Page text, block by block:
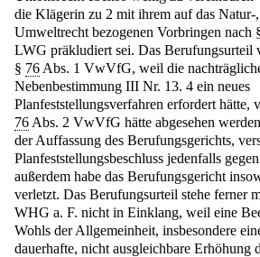
die Klägerin zu 2 mit ihrem auf das Natur-
Umweltrecht bezogenen Vorbringen nach
LWG präkludiert sei. Das Berufungsurteil
§ 76 Abs. 1 VwVfG, weil die
Nebenbestimmung III Nr. 13. 4 ein neues
Planfeststellungsverfahren erfordert hätte,
76 Abs. 2 VwVfG hätte abgesehen
der Auffassung des Berufungsgerichts,
Planfeststellungsbeschluss jedenfalls
außerdem habe das Berufungsgericht
verletzt. Das Berufungsurteil stehe ferner
WHG a. F. nicht in Einklang, weil eine
Wohls der Allgemeinheit, insbesondere
dauerhafte, nicht ausgleichbare Erhöhung